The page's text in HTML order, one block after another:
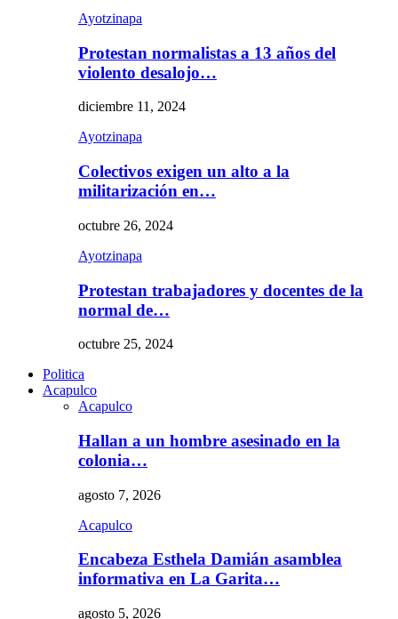
Ayotzinapa
Protestan normalistas a 13 años del
violento desalojo…
diciembre 11, 2024
Ayotzinapa
Colectivos exigen un alto a la
militarización en…
octubre 26, 2024
Ayotzinapa
Protestan trabajadores y docentes de la
normal de…
octubre 25, 2024
Politica
Acapulco
Acapulco
Hallan a un hombre asesinado en la
colonia…
agosto 7, 2026
Acapulco
Encabeza Esthela Damián asamblea
informativa en La Garita…
agosto 5, 2026